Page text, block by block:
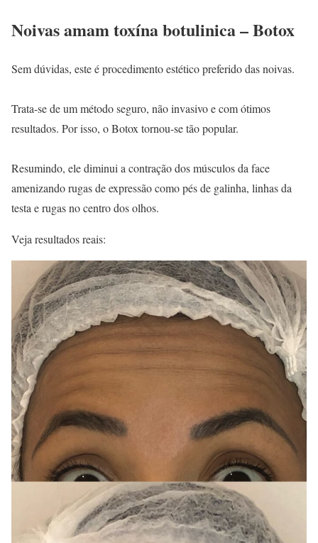
Noivas amam toxína botulinica – Botox
Sem dúvidas, este é procedimento estético preferido das noivas.
Trata-se de um método seguro, não invasivo e com ótimos
resultados. Por isso, o Botox tornou-se tão popular.
Resumindo, ele diminui a contração dos músculos da face
amenizando rugas de expressão como pés de galinha, linhas da
testa e rugas no centro dos olhos.
Veja resultados reais: